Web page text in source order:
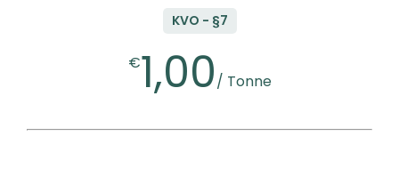
KVO - §7
€1,00/ Tonne